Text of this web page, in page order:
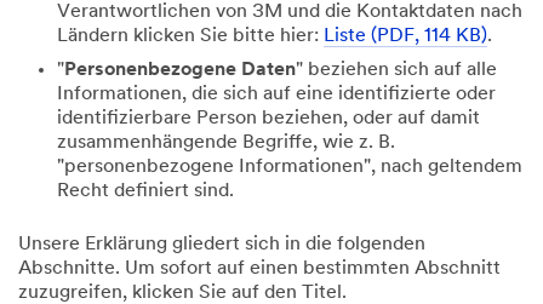
Verantwortlichen von 3M und die Kontaktdaten nach
Ländern klicken Sie bitte hier: Liste (PDF, 114 KB).
"Personenbezogene Daten" beziehen sich auf alle
Informationen, die sich auf eine identifizierte oder
identifizierbare Person beziehen, oder auf damit
zusammenhängende Begriffe, wie z. B.
"personenbezogene Informationen", nach geltendem
Recht definiert sind.
Unsere Erklärung gliedert sich in die folgenden
Abschnitte. Um sofort auf einen bestimmten Abschnitt
zuzugreifen, klicken Sie auf den Titel.